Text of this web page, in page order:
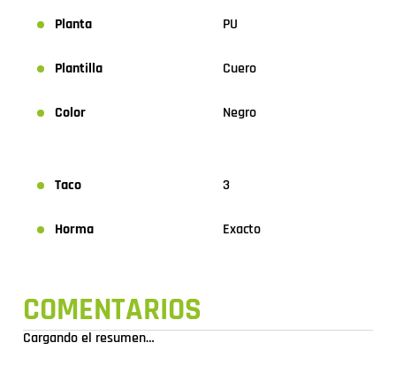
Planta PU
Plantilla Cuero
Color Negro
Taco 3
Horma Exacto
COMENTARIOS
Cargando el resumen…